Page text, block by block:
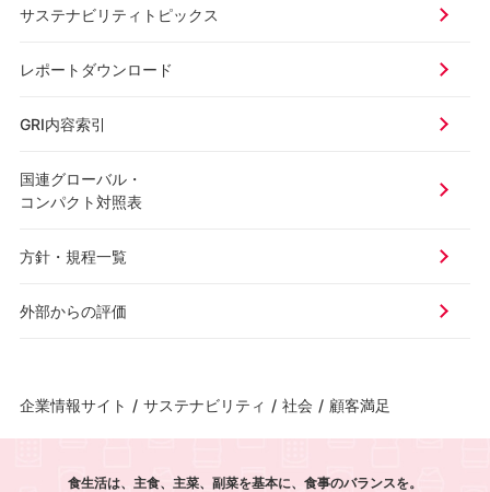
サステナビリティトピックス
レポートダウンロード
GRI内容索引
国連グローバル・
コンパクト対照表
方針・規程一覧
外部からの評価
企業情報サイト / サステナビリティ / 社会 / 顧客満足
食生活は、主食、主菜、副菜を基本に、食事のバランスを。